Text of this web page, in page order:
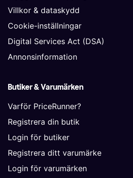
Villkor & dataskydd
Cookie-inställningar
Digital Services Act (DSA)
Annonsinformation
Butiker & Varumärken
Varför PriceRunner?
Registrera din butik
Login för butiker
Registrera ditt varumärke
Login för varumärken